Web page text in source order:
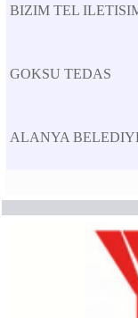
BIZIM TEL
GOKSU TEDAS
ALANYA